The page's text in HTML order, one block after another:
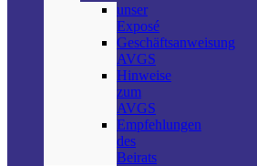
unser
Exposé
Geschäftsanweisung
AVGS
Hinweise
zum
AVGS
Empfehlungen
des
Beirats